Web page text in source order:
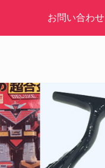
お問い合わせ